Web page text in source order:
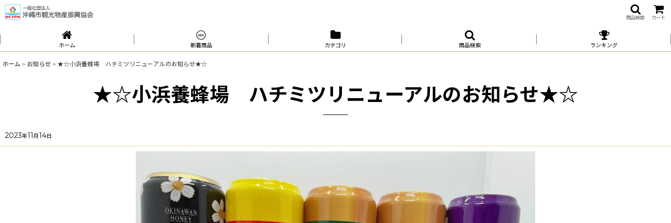
商品検索 カート
ホーム 新着商品 カテゴリ 商品検索 ランキング
ホーム > お知らせ > ★☆小浜養蜂場 ハチミツリニューアルのお知らせ★☆
★☆小浜養蜂場 ハチミツリニューアルのお知らせ★☆
2023年11月14日